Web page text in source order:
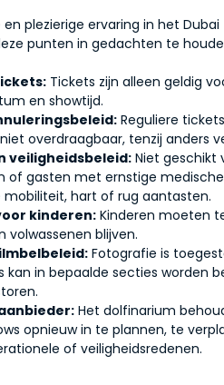
plezierige ervaring in het Dubai
punten in gedachten te
Tickets zijn alleen geldig
en showtijd.
Reguliere
overdraagbaar, tenzij anders
veiligheidsbeleid: Niet geschikt
of gasten met ernstige medische
mobiliteit, hart of rug aantasten.
kinderen: Kinderen moeten
volwassenen blijven.
Fotografie is
kan in bepaalde secties worden
Het dolfinarium
opnieuw in te plannen, te
of veiligheidsredenen.